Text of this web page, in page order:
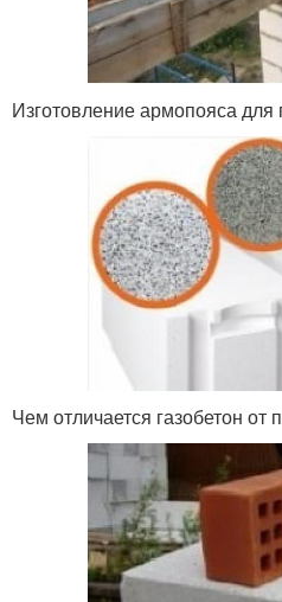
Изготовление армопояса для
Чем отличается газобетон от